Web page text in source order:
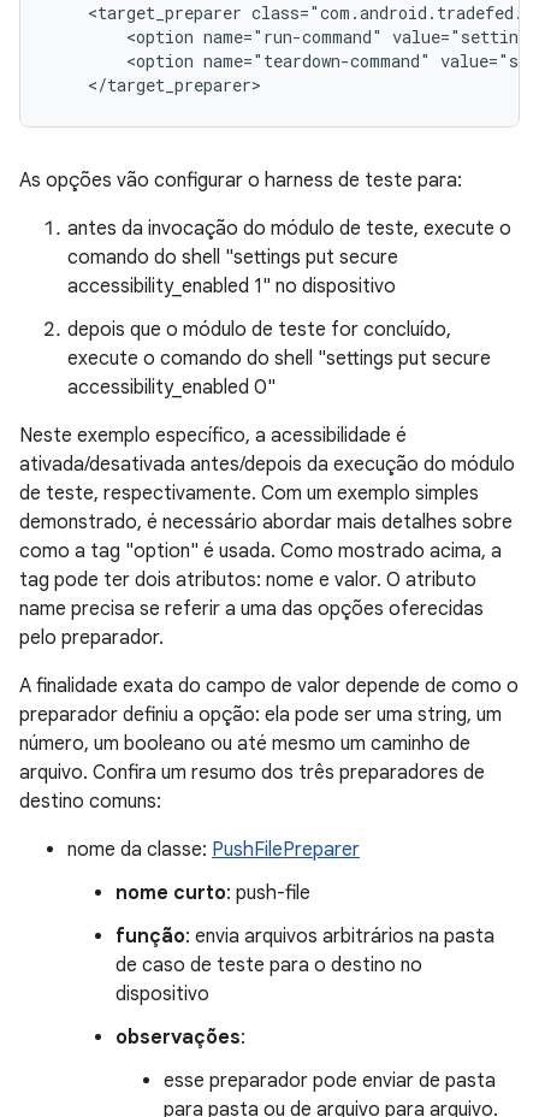
<target_preparer
<option name="run-command" value="settings
<option name="teardown-command"
As opções vão configurar o harness de teste para:
antes da invocação do módulo de teste, execute o
comando do shell "settings put secure
accessibility_enabled 1" no dispositivo
depois que o módulo de teste for concluído,
execute o comando do shell "settings put secure
accessibility_enabled 0"
Neste exemplo específico, a acessibilidade é
ativada/desativada antes/depois da execução do módulo
de teste, respectivamente. Com um exemplo simples
demonstrado, é necessário abordar mais detalhes sobre
como a tag "option" é usada. Como mostrado acima, a
tag pode ter dois atributos: nome e valor. O atributo
name precisa se referir a uma das opções oferecidas
pelo preparador.
A finalidade exata do campo de valor depende de como o
preparador definiu a opção: ela pode ser uma string, um
número, um booleano ou até mesmo um caminho de
arquivo. Confira um resumo dos três preparadores de
destino comuns:
nome da classe: PushFilePreparer
nome curto: push-file
função: envia arquivos arbitrários na pasta
de caso de teste para o destino no
dispositivo
observações:
esse preparador pode enviar de pasta
para pasta ou de arquivo para arquivo.